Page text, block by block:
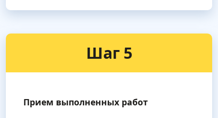
Шаг 5
Прием выполненных работ